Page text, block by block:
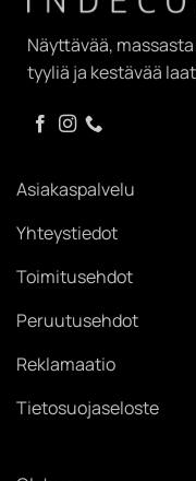
Näyttävää,
tyyliä ja kestävää
Asiakaspalvelu
Yhteystiedot
Toimitusehdot
Peruutusehdot
Reklamaatio
Tietosuojaseloste